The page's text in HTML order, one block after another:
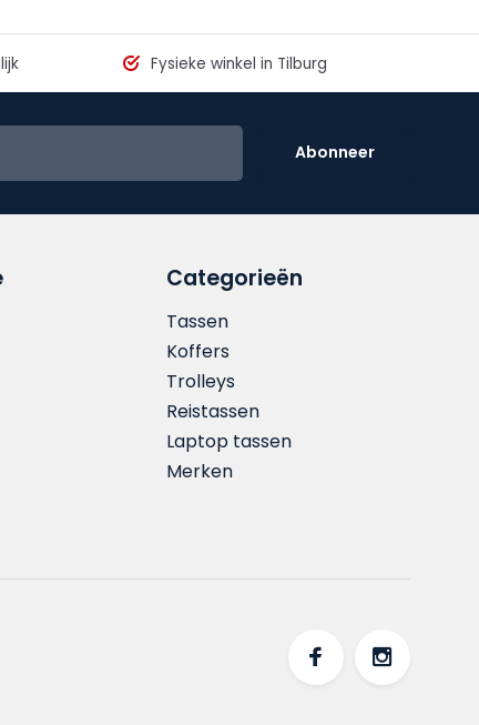
Fysieke winkel in Tilburg
Abonneer
Categorieën
Tassen
Koffers
Trolleys
Reistassen
Laptop tassen
Merken